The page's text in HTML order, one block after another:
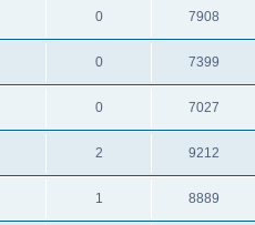
0 7908
0 7399
0 7027
2 9212
1 8889